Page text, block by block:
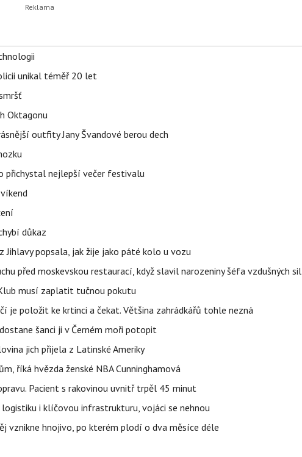
unikal téměř 20 let
Oktagonu
outfity Jany Švandové berou dech
přichystal nejlepší večer festivalu
důkaz
popsala, jak žije jako páté kolo u vozu
před moskevskou restaurací, když slavil narozeniny šéfa vzdušných sil
musí zaplatit tučnou pokutu
je položit ke krtinci a čekat. Většina zahrádkářů tohle nezná
šanci ji v Černém moři potopit
jich přijela z Latinské Ameriky
říká hvězda ženské NBA Cunninghamová
Pacient s rakovinou uvnitř trpěl 45 minut
i klíčovou infrastrukturu, vojáci se nehnou
vznikne hnojivo, po kterém plodí o dva měsíce déle